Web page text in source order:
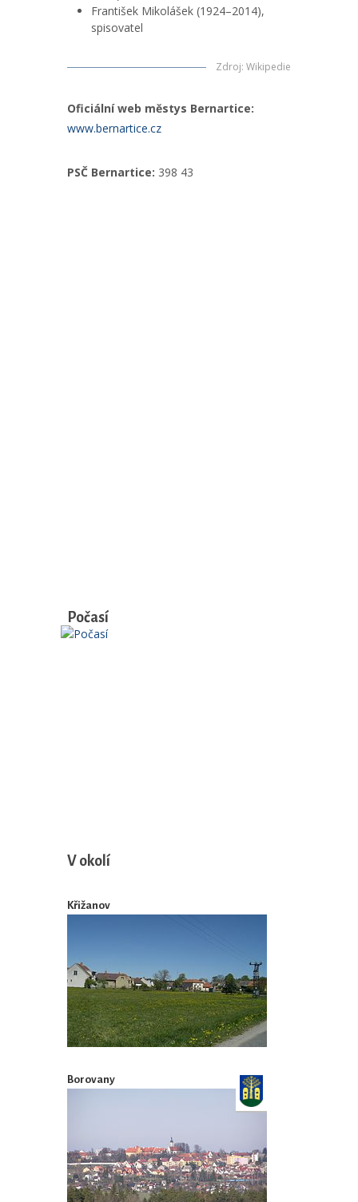
František Mikolášek (1924–2014),
spisovatel
Zdroj: Wikipedie
Oficiální web městys Bernartice:
www.bernartice.cz
PSČ Bernartice: 398 43
Počasí
V okolí
Křižanov
Borovany